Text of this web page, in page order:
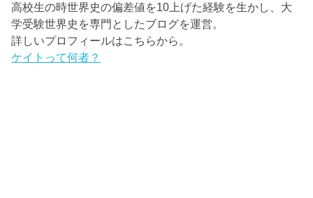
高校生の時世界史の偏差値を10上げた経験を生かし、大
学受験世界史を専門としたブログを運営。
詳しいプロフィールはこちらから。
ケイトって何者？